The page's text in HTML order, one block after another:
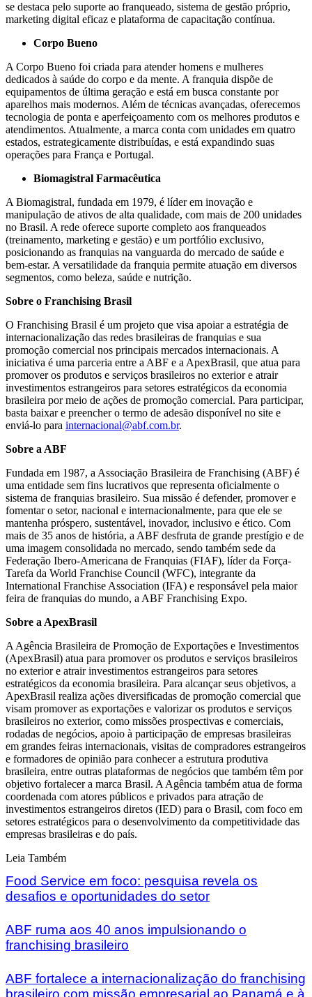
se destaca pelo suporte ao franqueado, sistema de gestão próprio,
marketing digital eficaz e plataforma de capacitação contínua.
Corpo Bueno
A Corpo Bueno foi criada para atender homens e mulheres
dedicados à saúde do corpo e da mente. A franquia dispõe de
equipamentos de última geração e está em busca constante por
aparelhos mais modernos. Além de técnicas avançadas, oferecemos
tecnologia de ponta e aperfeiçoamento com os melhores produtos e
atendimentos. Atualmente, a marca conta com unidades em quatro
estados, estrategicamente distribuídas, e está expandindo suas
operações para França e Portugal.
Biomagistral Farmacêutica
A Biomagistral, fundada em 1979, é líder em inovação e
manipulação de ativos de alta qualidade, com mais de 200 unidades
no Brasil. A rede oferece suporte completo aos franqueados
(treinamento, marketing e gestão) e um portfólio exclusivo,
posicionando as franquias na vanguarda do mercado de saúde e
bem-estar. A versatilidade da franquia permite atuação em diversos
segmentos, como beleza, saúde e nutrição.
Sobre o Franchising Brasil
O Franchising Brasil é um projeto que visa apoiar a estratégia de
internacionalização das redes brasileiras de franquias e sua
promoção comercial nos principais mercados internacionais. A
iniciativa é uma parceria entre a ABF e a ApexBrasil, que atua para
promover os produtos e serviços brasileiros no exterior e atrair
investimentos estrangeiros para setores estratégicos da economia
brasileira por meio de ações de promoção comercial. Para participar,
basta baixar e preencher o termo de adesão disponível no site e
enviá-lo para internacional@abf.com.br.
Sobre a ABF
Fundada em 1987, a Associação Brasileira de Franchising (ABF) é
uma entidade sem fins lucrativos que representa oficialmente o
sistema de franquias brasileiro. Sua missão é defender, promover e
fomentar o setor, nacional e internacionalmente, para que ele se
mantenha próspero, sustentável, inovador, inclusivo e ético. Com
mais de 35 anos de história, a ABF desfruta de grande prestígio e de
uma imagem consolidada no mercado, sendo também sede da
Federação Ibero-Americana de Franquias (FIAF), líder da Força-
Tarefa da World Franchise Council (WFC), integrante da
International Franchise Association (IFA) e responsável pela maior
feira de franquias do mundo, a ABF Franchising Expo.
Sobre a ApexBrasil
A Agência Brasileira de Promoção de Exportações e Investimentos
(ApexBrasil) atua para promover os produtos e serviços brasileiros
no exterior e atrair investimentos estrangeiros para setores
estratégicos da economia brasileira. Para alcançarseus objetivos, a
ApexBrasil realiza ações diversificadas de promoção comercial que
visam promover as exportações e valorizar os produtos e serviços
brasileiros no exterior, como missões prospectivas e comerciais,
rodadas de negócios, apoio à participação de empresas brasileiras
em grandes feiras internacionais, visitas de compradores estrangeiros
e formadores de opinião para conhecer a estrutura produtiva
brasileira, entre outras plataformas de negócios que também têm por
objetivo fortalecer a marca Brasil. A Agência também atua de forma
coordenada com atores públicos e privados para atração de
investimentos estrangeiros diretos (IED) para o Brasil, com foco em
setores estratégicos para o desenvolvimento da competitividade das
empresas brasileiras e do país.
Leia Também
Food Service em foco: pesquisa revela os
desafios e oportunidades do setor
ABF ruma aos 40 anos impulsionando o
franchising brasileiro
ABF fortalece a internacionalização do franchising
brasileiro com missão empresarial ao Panamá e à